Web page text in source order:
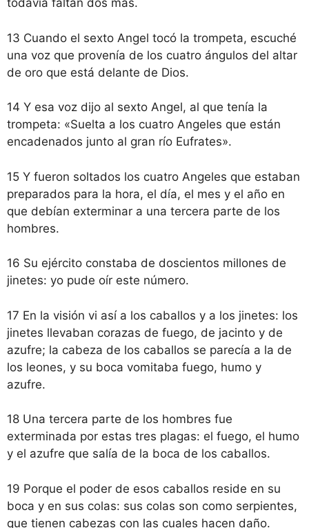
todavía faltan dos más.
13 Cuando el sexto Angel tocó la trompeta, escuché
una voz que provenía de los cuatro ángulos del altar
de oro que está delante de Dios.
14 Y esa voz dijo al sexto Angel, al que tenía la
trompeta: «Suelta a los cuatro Angeles que están
encadenados junto al gran río Eufrates».
15 Y fueron soltados los cuatro Angeles que estaban
preparados para la hora, el día, el mes y el año en
que debían exterminar a una tercera parte de los
hombres.
16 Su ejército constaba de doscientos millones de
jinetes: yo pude oír este número.
17 En la visión vi así a los caballos y a los jinetes: los
jinetes llevaban corazas de fuego, de jacinto y de
azufre; la cabeza de los caballos se parecía a la de
los leones, y su boca vomitaba fuego, humo y
azufre.
18 Una tercera parte de los hombres fue
exterminada por estas tres plagas: el fuego, el humo
y el azufre que salía de la boca de los caballos.
19 Porque el poder de esos caballos reside en su
boca y en sus colas: sus colas son como serpientes,
que tienen cabezas con las cuales hacen daño.